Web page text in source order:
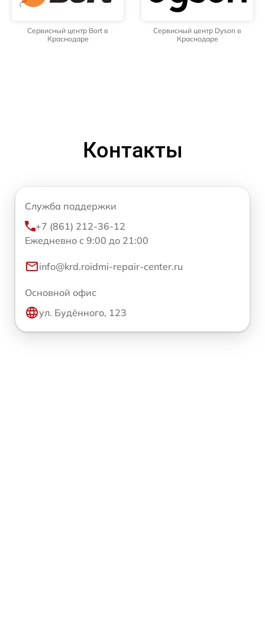
Сервисный центр Bort в
Краснодаре
Сервисный центр Dyson в
Краснодаре
Контакты
Служба поддержки
+7 (861) 212-36-12
Ежедневно с 9:00 до 21:00
info@krd.roidmi-repair-center.ru
Основной офис
ул. Будённого, 123